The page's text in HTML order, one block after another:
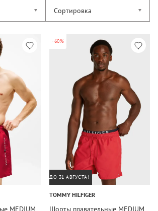
Сортировка
MEDIUM
-60%
ДО 31 АВГУСТА!
TOMMY HILFIGER
Шорты плавательные MEDIUM